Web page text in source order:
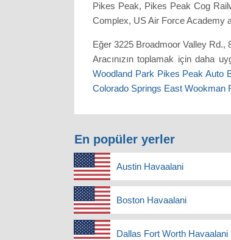
Pikes Peak, Pikes Peak Cog
Complex, US Air Force Academy
Eğer 3225 Broadmoor Valley Rd.,
Aracınızın toplamak için daha
Woodland Park Pikes Peak Auto
Colorado Springs East Wookman
En popüler yerler
Austin Havaalani
Boston Havaalani
Dallas Fort Worth Havaalani